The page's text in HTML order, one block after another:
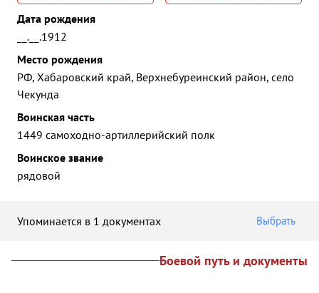
Дата рождения
__.__.1912
Место рождения
РФ, Хабаровский край, Верхнебуреинский район, село
Чекунда
Воинская часть
1449 самоходно-артиллерийский полк
Воинское звание
рядовой
Упоминается в 1 документах Выбрать
Боевой путь и документы